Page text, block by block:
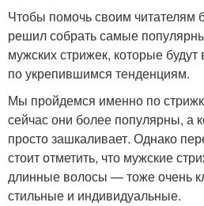
Чтобы помочь своим читателям
решил собрать самые
мужских стрижек, которые
по укрепившимся тенденциям.
Мы пройдемся именно по
сейчас они более популярны, а
просто зашкаливает. Однако
стоит отметить, что мужские
длинные волосы — тоже очень
стильные и индивидуальные.